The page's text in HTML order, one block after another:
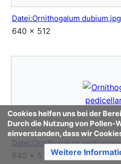
Datei:Ornithogalum dubium.jpg
640 × 512
Datei:Ornithogalum
640 × 512
Cookies helfen uns bei der
Durch die Nutzung von Pollen-
einverstanden, dass wir
Weitere